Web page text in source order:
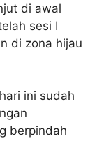
di awal
sesi I
di zona hijau
ini sudah
berpindah